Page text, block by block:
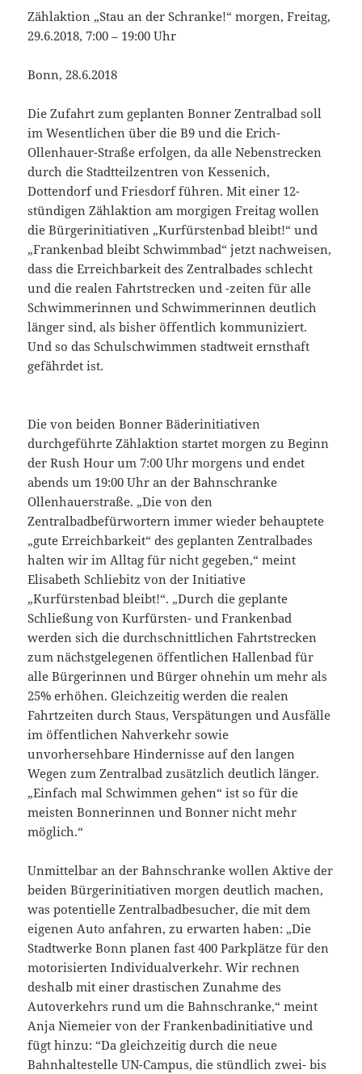
Zählaktion „Stau an der Schranke!“ morgen, Freitag,
29.6.2018, 7:00 – 19:00 Uhr
Bonn, 28.6.2018
Die Zufahrt zum geplanten Bonner Zentralbad soll
im Wesentlichen über die B9 und die Erich-
Ollenhauer-Straße erfolgen, da alle Nebenstrecken
durch die Stadtteilzentren von Kessenich,
Dottendorf und Friesdorf führen. Mit einer 12-
stündigen Zählaktion am morgigen Freitag wollen
die Bürgerinitiativen „Kurfürstenbad bleibt!“ und
„Frankenbad bleibt Schwimmbad“ jetzt nachweisen,
dass die Erreichbarkeit des Zentralbades schlecht
und die realen Fahrtstrecken und -zeiten für alle
Schwimmerinnen und Schwimmerinnen deutlich
länger sind, als bisher öffentlich kommuniziert.
Und so das Schulschwimmen stadtweit ernsthaft
gefährdet ist.
Die von beiden Bonner Bäderinitiativen
durchgeführte Zählaktion startet morgen zu Beginn
der Rush Hour um 7:00 Uhr morgens und endet
abends um 19:00 Uhr an der Bahnschranke
Ollenhauerstraße. „Die von den
Zentralbadbefürwortern immer wieder behauptete
„gute Erreichbarkeit“ des geplanten Zentralbades
halten wir im Alltag für nicht gegeben,“ meint
Elisabeth Schliebitz von der Initiative
„Kurfürstenbad bleibt!“. „Durch die geplante
Schließung von Kurfürsten- und Frankenbad
werden sich die durchschnittlichen Fahrtstrecken
zum nächstgelegenen öffentlichen Hallenbad für
alle Bürgerinnen und Bürger ohnehin um mehr als
25% erhöhen. Gleichzeitig werden die realen
Fahrtzeiten durch Staus, Verspätungen und Ausfälle
im öffentlichen Nahverkehr sowie
unvorhersehbare Hindernisse auf den langen
Wegen zum Zentralbad zusätzlich deutlich länger.
„Einfach mal Schwimmen gehen“ ist so für die
meisten Bonnerinnen und Bonner nicht mehr
möglich.“
Unmittelbar an der Bahnschranke wollen Aktive der
beiden Bürgerinitiativen morgen deutlich machen,
was potentielle Zentralbadbesucher, die mit dem
eigenen Auto anfahren, zu erwarten haben: „Die
Stadtwerke Bonn planen fast 400 Parkplätze für den
motorisierten Individualverkehr. Wir rechnen
deshalb mit einer drastischen Zunahme des
Autoverkehrs rund um die Bahnschranke,“ meint
Anja Niemeier von der Frankenbadinitiative und
fügt hinzu: “Da gleichzeitig durch die neue
Bahnhaltestelle UN-Campus, die stündlich zwei- bis